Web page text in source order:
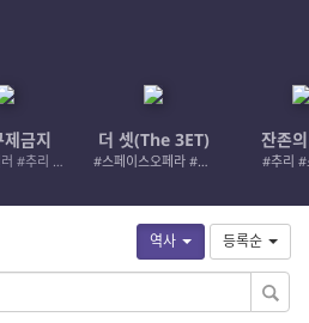
금지
#로맨스릴러 #추리 #여성서사 #사적제재
더 셋(The 3ET)
#스페이스오페라 #우주활극
잔존
#추리 #
역사 등록순